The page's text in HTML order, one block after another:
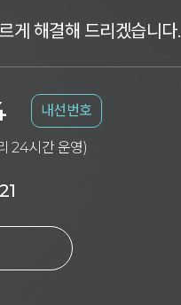
게 해결해 드리겠습니다.
내선번호
24시간 운영)